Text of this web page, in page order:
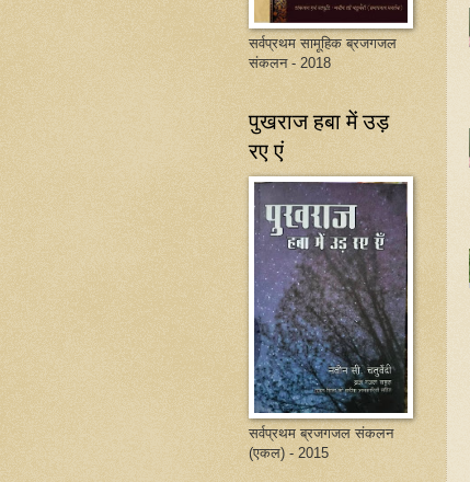
सर्वप्रथम सामूहिक ब्रजगजल
संकलन - 2018
पुखराज हबा में उड़
रए एं
सर्वप्रथम ब्रजगजल संकलन
(एकल) - 2015